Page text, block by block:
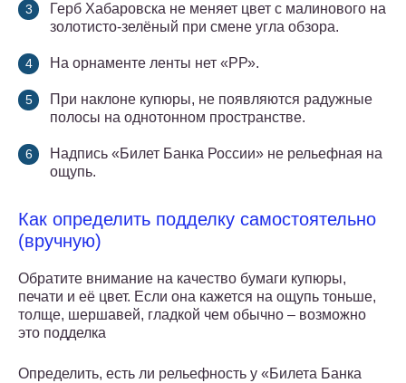
Герб Хабаровска не меняет цвет с малинового на
золотисто-зелёный при смене угла обзора.
На орнаменте ленты нет «РР».
При наклоне купюры, не появляются радужные
полосы на однотонном пространстве.
Надпись «Билет Банка России» не рельефная на
ощупь.
Как определить подделку самостоятельно
(вручную)
Обратите внимание на качество бумаги купюры,
печати и её цвет. Если она кажется на ощупь тоньше,
толще, шершавей, гладкой чем обычно – возможно
это подделка
Определить, есть ли рельефность у «Билета Банка